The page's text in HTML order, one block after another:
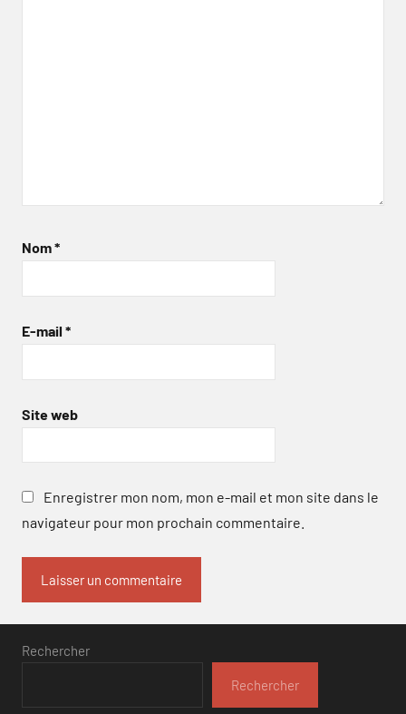
Nom*
E-mail *
Site web
Enregistrer mon nom, mon e-mail et mon site dans le
navigateur pour mon prochain commentaire.
Rechercher
Rechercher